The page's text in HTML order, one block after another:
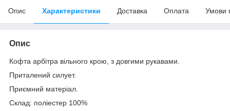
Опис Характеристики Доставка Оплата Умови
Опис
Кофта арбітра вільного крою, з довгими рукавами.
Приталений силует.
Приємний матеріал.
Склад: поліестер 100%